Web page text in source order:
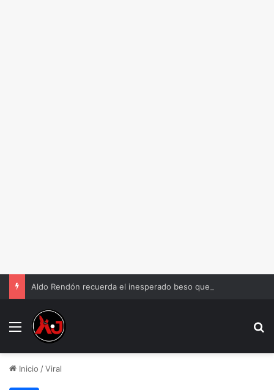
Menu
Inicio /Viral